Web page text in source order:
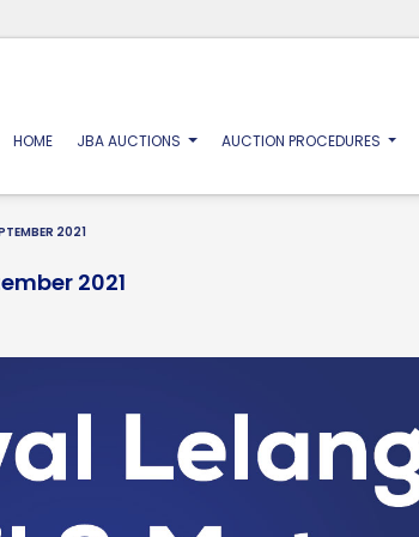
HOME(CURRENT)
JBA AUCTIONS AUCTION PROCEDURES
2021
2021